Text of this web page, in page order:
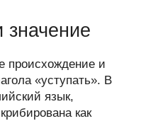
происхождение и
«уступать». В
язык,
как